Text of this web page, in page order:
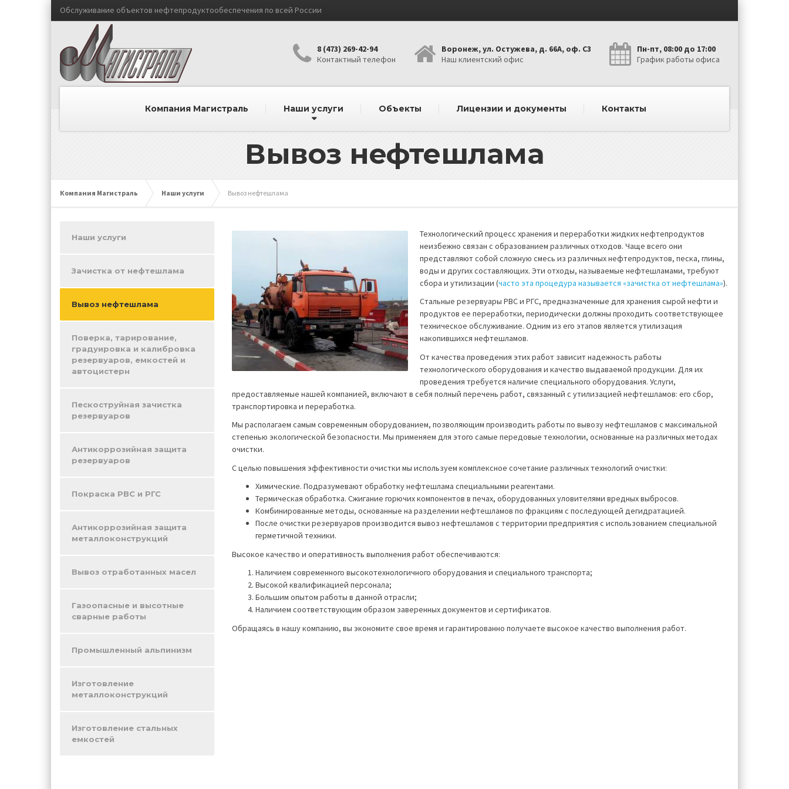
Обслуживание объектов нефтепродуктообеспечения по всей России
8 (473) 269-42-94
Контактный телефон
Воронеж, ул. Остужева, д. 66А, оф. С3
Наш клиентский офис
Пн-пт, 08:00 до 17:00
График работы офиса
Компания Магистраль Наши услуги Объекты Лицензии и документы Контакты
Вывоз нефтешлама
Компания Магистраль Наши услуги Вывоз нефтешлама
Технологический процесс хранения и переработки жидких нефтепродуктов
неизбежно связан с образованием различных отходов. Чаще всего они
представляют собой сложную смесь из различных нефтепродуктов, песка, глины,
воды и других составляющих. Эти отходы, называемые нефтешламами, требуют
сбора и утилизации (часто эта процедура называется «зачистка от нефтешлама»).
Стальные резервуары РВС и РГС, предназначенные для хранения сырой нефти и
продуктов ее переработки, периодически должны проходить соответствующее
техническое обслуживание. Одним из его этапов является утилизация
накопившихся нефтешламов.
От качества проведения этих работ зависит надежность работы
технологического оборудования и качество выдаваемой продукции. Для их
проведения требуется наличие специального оборудования. Услуги,
предоставляемые нашей компанией, включают в себя полный перечень работ, связанный с утилизацией нефтешламов: его сбор,
транспортировка и переработка.
Мы располагаем самым современным оборудованием, позволяющим производить работы по вывозу нефтешламов с максимальной
степенью экологической безопасности. Мы применяем для этого самые передовые технологии, основанные на различных методах
очистки.
С целью повышения эффективности очистки мы используем комплексное сочетание различных технологий очистки:
Химические. Подразумевают обработку нефтешлама специальными реагентами.
Термическая обработка. Сжигание горючих компонентов в печах, оборудованных уловителями вредных выбросов.
Комбинированные методы, основанные на разделении нефтешламов по фракциям с последующей дегидратацией.
После очистки резервуаров производится вывоз нефтешламов с территории предприятия с использованием специальной
герметичной техники.
Высокое качество и оперативность выполнения работ обеспечиваются:
Наличием современного высокотехнологичного оборудования и специального транспорта;
Высокой квалификацией персонала;
Большим опытом работы в данной отрасли;
Наличием соответствующим образом заверенных документов и сертификатов.
Обращаясь в нашу компанию, вы экономите свое время и гарантированно получаете высокое качество выполнения работ.
Наши услуги
Зачистка от нефтешлама
Вывоз нефтешлама
Поверка, тарирование,
градуировка и калибровка
резервуаров, емкостей и
автоцистерн
Пескоструйная зачистка
резервуаров
Антикоррозийная защита
резервуаров
Покраска РВС и РГС
Антикоррозийная защита
металлоконструкций
Вывоз отработанных масел
Газоопасные и высотные
сварные работы
Промышленный альпинизм
Изготовление
металлоконструкций
Изготовление стальных
емкостей